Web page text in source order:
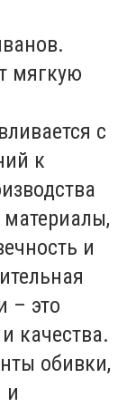
мягкую
с
к
и
– это
качества.
обивки,
и